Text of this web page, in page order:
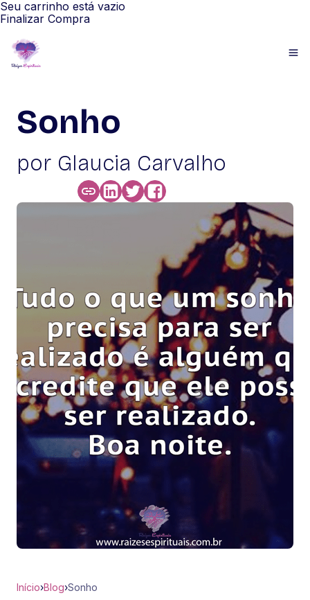
Seu carrinho está vazio
Finalizar Compra
Sonho
por Glaucia Carvalho
Início›Blog›Sonho